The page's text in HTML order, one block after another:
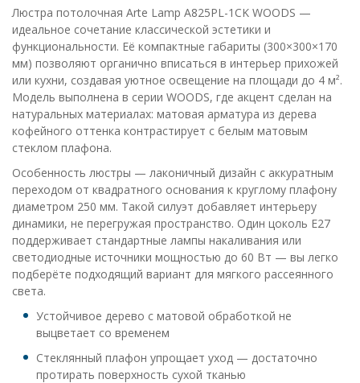
Люстра потолочная Arte Lamp A825PL-1CK WOODS —
идеальное сочетание классической эстетики и
функциональности. Её компактные габариты (300×300×170
мм) позволяют органично вписаться в интерьер прихожей
или кухни, создавая уютное освещение на площади до 4 м².
Модель выполнена в серии WOODS, где акцент сделан на
натуральных материалах: матовая арматура из дерева
кофейного оттенка контрастирует с белым матовым
стеклом плафона.
Особенность люстры — лаконичный дизайн с аккуратным
переходом от квадратного основания к круглому плафону
диаметром 250 мм. Такой силуэт добавляет интерьеру
динамики, не перегружая пространство. Один цоколь E27
поддерживает стандартные лампы накаливания или
светодиодные источники мощностью до 60 Вт — вы легко
подберёте подходящий вариант для мягкого рассеянного
света.
Устойчивое дерево с матовой обработкой не
выцветает со временем
Стеклянный плафон упрощает уход — достаточно
протирать поверхность сухой тканью